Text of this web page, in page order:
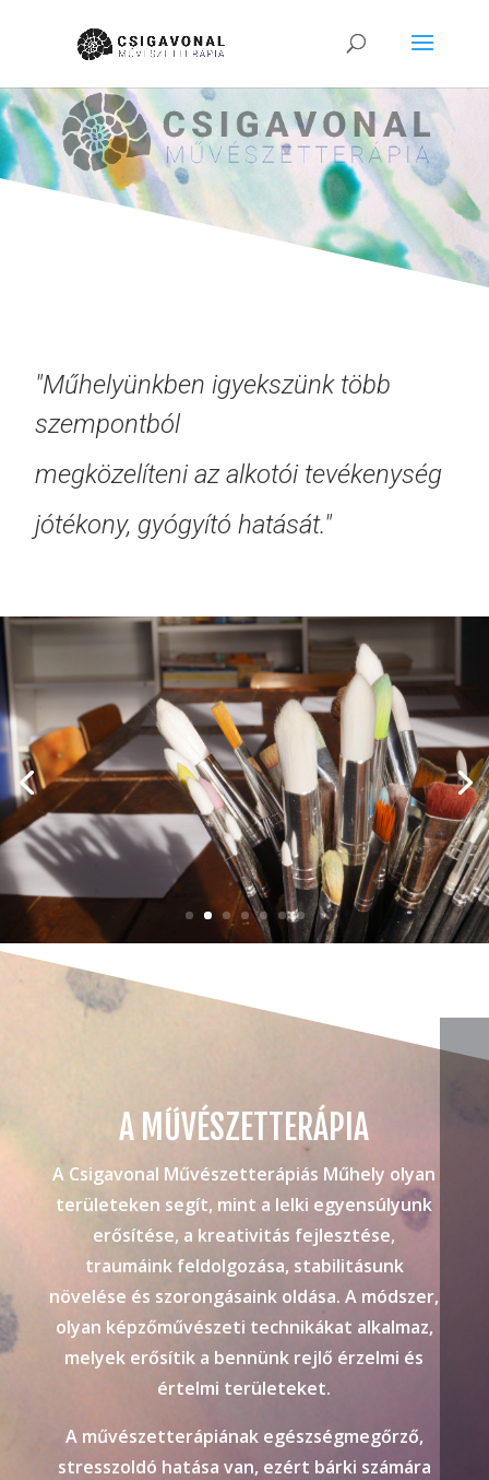
"Műhelyünkben igyekszünk több
szempontból
megközelíteni az alkotói tevékenység
jótékony, gyógyító hatását."
A MŰVÉSZETTERÁPIA
A Csigavonal Művészetterápiás Műhely olyan
területeken segít, mint a lelki egyensúlyunk
erősítése, a kreativitás fejlesztése,
traumáink feldolgozása, stabilitásunk
növelése és szorongásaink oldása. A módszer,
olyan képzőművészeti technikákat alkalmaz,
melyek erősítik a bennünk rejlő érzelmi és
értelmi területeket.
A művészetterápiának egészségmegőrző,
stresszoldó hatása van, ezért bárki számára